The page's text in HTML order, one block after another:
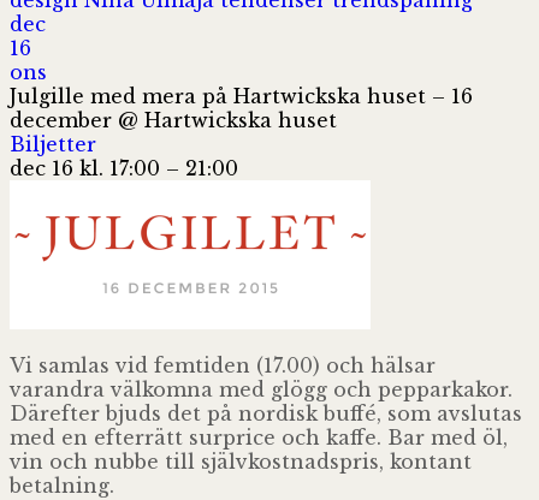
dec
16
ons
Julgille med mera på Hartwickska huset – 16
december @ Hartwickska huset
Biljetter
dec 16 kl. 17:00 – 21:00
Vi samlas vid femtiden (17.00) och hälsar
varandra välkomna med glögg och pepparkakor.
Därefter bjuds det på nordisk buffé, som avslutas
med en efterrätt surprice och kaffe. Bar med öl,
vin och nubbe till självkostnadspris, kontant
betalning.